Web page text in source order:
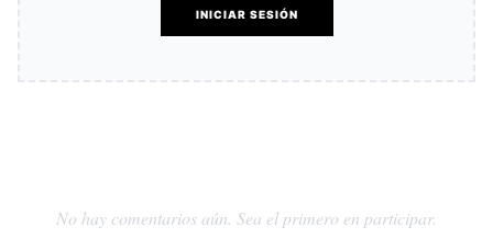
INICIAR SESIÓN
No hay comentarios aún. Sea el primero en participar.